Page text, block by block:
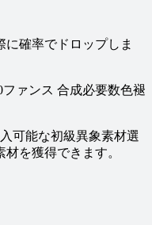
確率でドロップしま
ァンス 合成必要数色褪
可能な初級異象素材選
を獲得できます。